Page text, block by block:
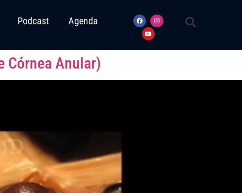
Podcast Agenda
Córnea Anular)